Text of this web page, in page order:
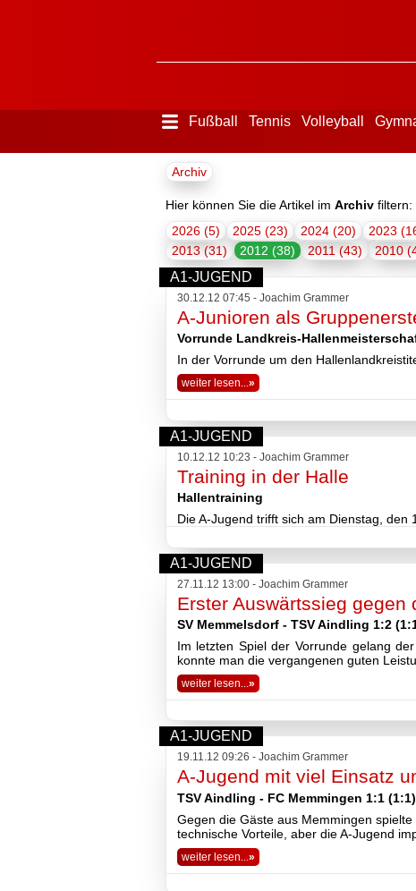
Fußball Tennis Volleyball
Menü
ausblenden
Der
Verein
Tennis
Volleyball
Stockschützen
Gymnastik
Basketball
Gaststätte
Sponsoren
Terminkalender
Fotogalerie
Wegbeschreibung
Archiv
2026
2025
2024
2023
2022
2020
2019
2018
2017
2016
2015
Archiv
Hier können Sie die Artikel im Archivfiltern:
2026 (5)
2025 (23) 2024 (20) 2023
2013 (31)
2012 (38) 2011 (43) 2010
A1-JUGEND
30.12.12 07:45 - Joachim Grammer
A-Junioren als
Vorrunde Landkreis-
In der Vorrunde um den
weiter lesen...»
A1-JUGEND
10.12.12 10:23 - Joachim Grammer
Training in der Halle
Hallentraining
Die A-Jugend trifft sich am Dienstag, den
A1-JUGEND
27.11.12 13:00 - Joachim Grammer
Erster Auswärtssieg
SV Memmelsdorf - TSV Aindling 1:2
Im letzten Spiel der Vorrunde gelang
konnte man die vergangenen guten
weiter lesen...»
A1-JUGEND
19.11.12 09:26 - Joachim Grammer
A-Jugend mit viel Einsatz
TSV Aindling - FC Memmingen 1:1 (1:1)
Gegen die Gäste aus Memmingen
technische Vorteile, aber die A-Jugend
weiter lesen... »